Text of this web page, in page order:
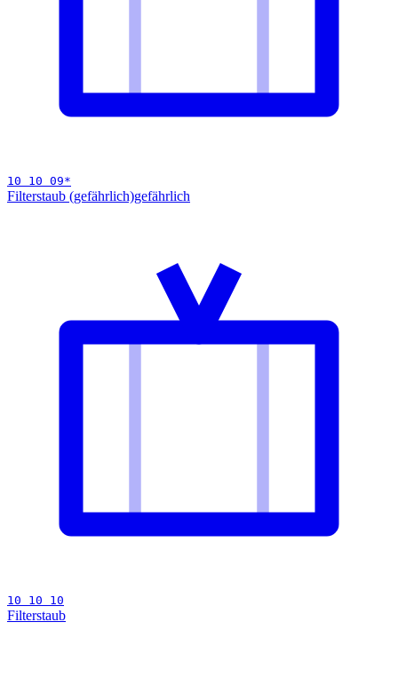
10 10 09*
Filterstaub (gefährlich)gefährlich
10 10 10
Filterstaub